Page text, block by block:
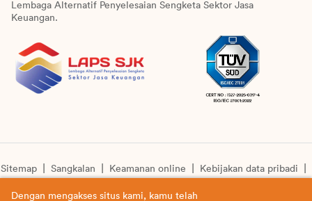
Lembaga Alternatif Penyelesaian Sengketa Sektor Jasa
Keuangan.
Sitemap Sangkalan Keamanan online
Kebijakan data pribadi
Dengan mengakses situs kami, kamu telah